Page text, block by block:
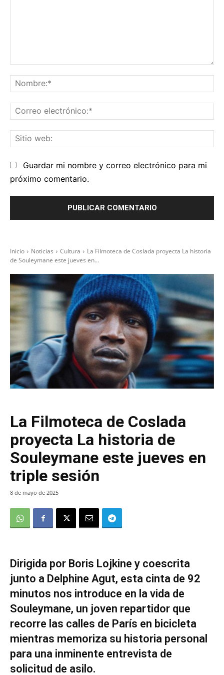
Guardar mi nombre y correo electrónico para mi
próximo comentario.